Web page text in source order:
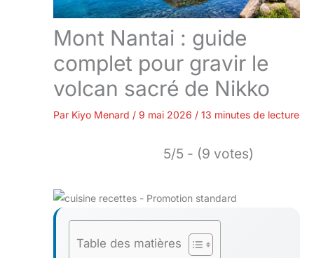
Mont Nantai : guide
complet pour gravir le
volcan sacré de Nikko
Par Kiyo Menard / 9 mai 2026 / 13 minutes de lecture
5/5 - (9 votes)
Table des matières